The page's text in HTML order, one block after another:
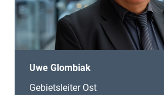
Uwe Glombiak
Gebietsleiter Ost